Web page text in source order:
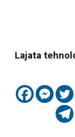
Lajata